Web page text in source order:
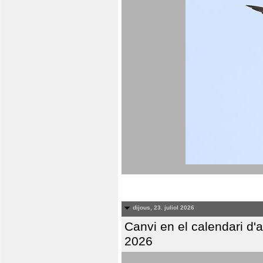
dijous, 23. juliol 2026
Canvi en el calendari
2026